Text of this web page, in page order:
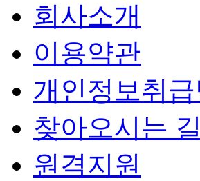
회사소개
이용약관
개인정보취급
찾아오시는 길
원격지원